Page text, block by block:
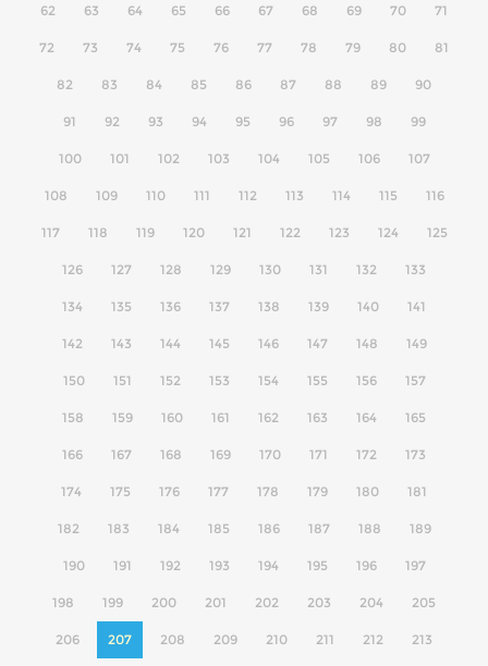
62 63 64 65 66 67 68 69 70 71
72 73 74 75 76 77 78 79 80 81
82 83 84 85 86 87 88 89 90
91 92 93 94 95 96 97 98 99
100 101 102 103 104 105 106 107
108 109 110 111 112 113 114 115 116
117 118 119 120 121 122 123 124 125
126 127 128 129 130 131 132 133
134 135 136 137 138 139 140 141
142 143 144 145 146 147 148 149
150 151 152 153 154 155 156 157
158 159 160 161 162 163 164 165
166 167 168 169 170 171 172 173
174 175 176 177 178 179 180 181
182 183 184 185 186 187 188 189
190 191 192 193 194 195 196 197
198 199 200 201 202 203 204 205
206 207 208 209 210 211 212 213